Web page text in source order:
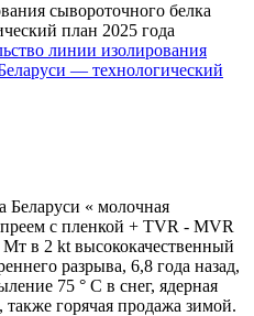
сывороточного белка
план 2025 года
линии изолирования
— технологический
Беларуси « молочная
с пленкой + TVR - MVR
в 2 kt высококачественный
разрыва, 6,8 года назад,
75 ° C в снег, ядерная
также горячая продажа зимой.